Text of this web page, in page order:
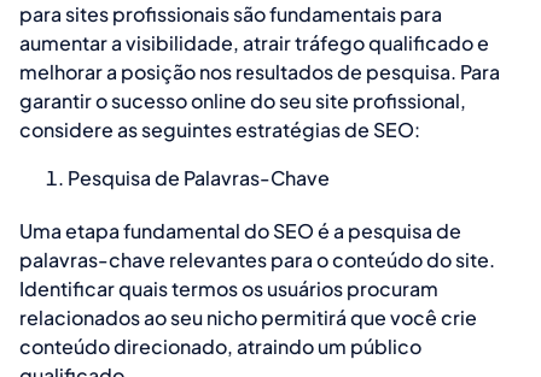
para sites profissionais são fundamentais para
aumentar a visibilidade, atrair tráfego qualificado e
melhorar a posição nos resultados de pesquisa. Para
garantir o sucesso online do seu site profissional,
considere as seguintes estratégias de SEO:
Pesquisa de Palavras-Chave
Uma etapa fundamental do SEO é a pesquisa de
palavras-chave relevantes para o conteúdo do site.
Identificar quais termos os usuários procuram
relacionados ao seu nicho permitirá que você crie
conteúdo direcionado, atraindo um público